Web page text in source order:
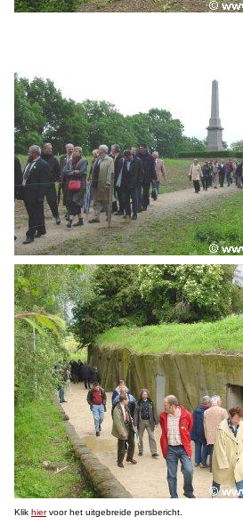
Klik hiervoor het uitgebreide persbericht.